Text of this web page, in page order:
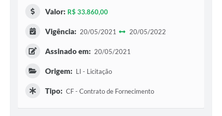
Valor: R$ 33.860,00
Vigência: 20/05/2021 20/05/2022
Assinado em: 20/05/2021
Origem: LI - Licitação
Tipo: CF - Contrato de Fornecimento